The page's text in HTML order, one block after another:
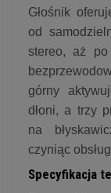
Głośnik
od
stereo, aż
górny
dłoni, a trzy
na
czyniąc
Specyfikacja